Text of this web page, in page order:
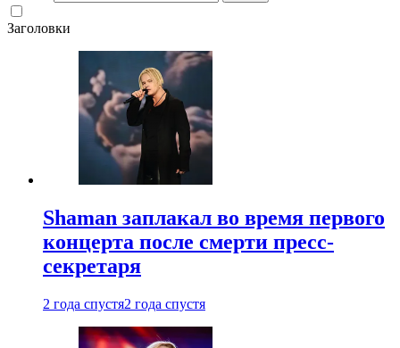
Заголовки
Shaman заплакал во время первого
концерта после смерти пресс-
секретаря
2 года спустя2 года спустя